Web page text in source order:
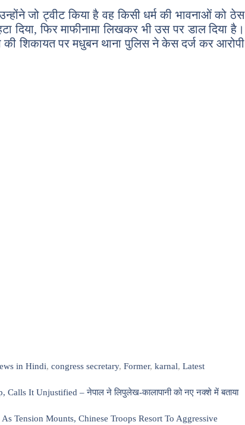
जो ट्वीट किया है वह किसी धर्म की भावनाओं को ठेस
दिया, फिर माफीनामा लिखकर भी उस पर डाल दिया है।
की शिकायत पर मधुबन थाना पुलिस ने केस दर्ज कर आरोपी
in Hindi,congress secretary,Former,karnal,Latest
It Unjustified – नेपाल ने लिपुलेख-कालापानी को नए नक्शे में बताया
Tension Mounts, Chinese Troops Resort To Aggressive